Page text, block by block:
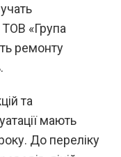
ТОВ «Група
ремонту
та
мають
До переліку